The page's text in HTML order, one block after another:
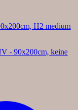
H2 medium